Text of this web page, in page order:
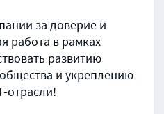
за доверие и
работа в рамках
развитию
и укреплению
отрасли!